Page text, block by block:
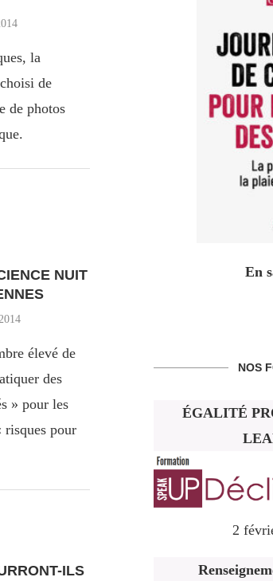
la
de
de photos
NUIT
élevé de
des
» pour les
risques pour
ILS
En
NOS
ÉGALITÉ
2